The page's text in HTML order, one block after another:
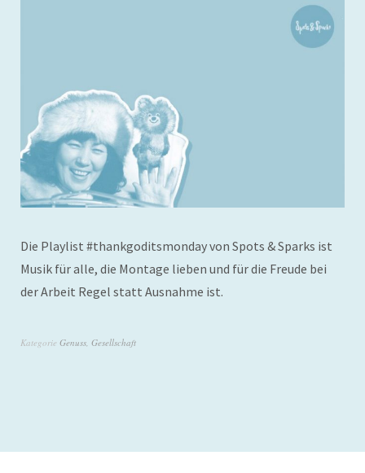
Die Playlist #thankgoditsmonday von Spots & Sparks ist
Musik für alle, die Montage lieben und für die Freude bei
der Arbeit Regel statt Ausnahme ist.
Kategorie Genuss, Gesellschaft